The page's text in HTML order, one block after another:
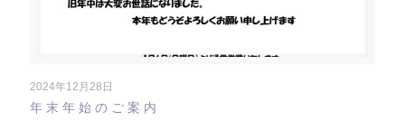
2024年12月28日
年末年始のご案内